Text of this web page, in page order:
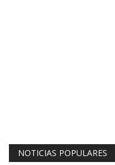
NOTICIAS POPULARES